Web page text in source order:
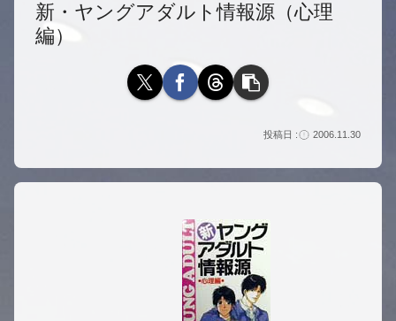
新・ヤングアダルト情報源（心理
編）
2006.11.30